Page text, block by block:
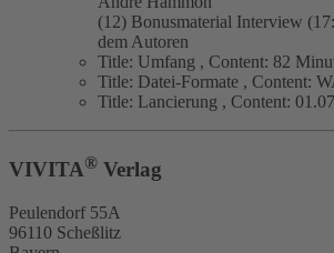
(12) Bonusmaterial Interview
dem Autoren
Title: Umfang , Content: 82
Title: Datei-Formate , Content:
Title: Lancierung , Content:
VIVITA® Verlag
Peulendorf 55A
96110 Scheßlitz